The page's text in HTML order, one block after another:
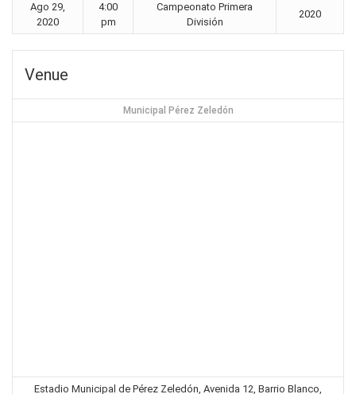
Ago 29,
2020
4:00
pm
Campeonato Primera
División
2020
Venue
Municipal Pérez Zeledón
Estadio Municipal de Pérez Zeledón, Avenida 12, Barrio Blanco,